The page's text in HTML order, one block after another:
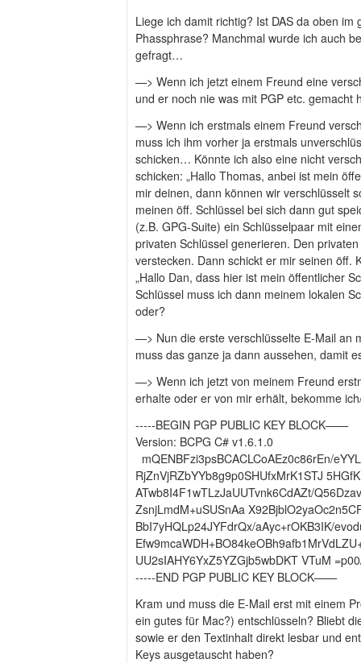
Liege ich damit richtig? Ist DAS da oben im
Phassphrase? Manchmal wurde ich auch
gefragt…
—> Wenn ich jetzt einem Freund eine
und er noch nie was mit PGP etc. gemacht
—> Wenn ich erstmals einem Freund
muss ich ihm vorher ja erstmals
schicken… Könnte ich also eine nicht
schicken: „Hallo Thomas, anbei ist mein
mir deinen, dann können wir verschlüsselt
meinen öff. Schlüssel bei sich dann gut
(z.B. GPG-Suite) ein Schlüsselpaar mit
privaten Schlüssel generieren. Den
verstecken. Dann schickt er mir seinen öff.
„Hallo Dan, dass hier ist mein öffentlicher
Schlüssel muss ich dann meinem lokalen
oder?
—> Nun die erste verschlüsselte E-Mail an
muss das ganze ja dann aussehen, damit
—> Wenn ich jetzt von meinem Freund
erhalte oder er von mir erhält, bekomme
-----BEGIN PGP PUBLIC KEY BLOCK——
Version: BCPG C# v1.6.1.0
mQENBFzi3psBCACLCoAEz0c86rEn/
RjZnVjRZbYYb8g9p0SHUfxMrK1STJ
ATwb8I4F1wTLzJaUUTvnk6CdAZt/
ZsnjLmdM+uSUSnAa
BbI7yHQLp24JYFdrQx/aAyc+rOKB3IK/
UU2sIAHY6YxZ5YZGjb5wbDKT VTuM
-----END PGP PUBLIC KEY BLOCK——
Kram und muss die E-Mail erst mit einem
ein gutes für Mac?) entschlüsseln? Bliebt
sowie er den Textinhalt direkt lesbar und
Keys ausgetauscht haben?